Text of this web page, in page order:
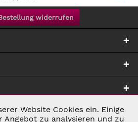
widerrufen
Aktiv
Website Cookies ein. Einige
Angebot zu analysieren und zu